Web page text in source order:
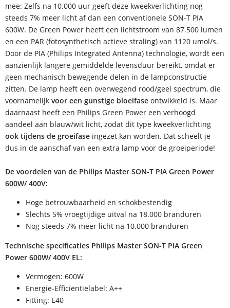
mee: Zelfs na 10.000 uur geeft deze kweekverlichting nog
steeds 7% meer licht af dan een conventionele SON-T PIA
600W. De Green Power heeft een lichtstroom van 87.500 lumen
en een PAR (fotosynthetisch actieve straling) van 1120 umol/s.
Door de PIA (Philips Integrated Antenna) technologie, wordt een
aanzienlijk langere gemiddelde levensduur bereikt, omdat er
geen mechanisch bewegende delen in de lampconstructie
zitten. De lamp heeft een overwegend rood/geel spectrum, die
voornamelijk voor een gunstige bloeifase ontwikkeld is. Maar
daarnaast heeft een Philips Green Power een verhoogd
aandeel aan blauw/wit licht, zodat dit type kweekverlichting
ook tijdens de groeifase ingezet kan worden. Dat scheelt je
dus in de aanschaf van een extra lamp voor de groeiperiode!
De voordelen van de Philips Master SON-T PIA Green Power
600W/ 400V:
Hoge betrouwbaarheid en schokbestendig
Slechts 5% vroegtijdige uitval na 18.000 branduren
Nog steeds 7% meer licht na 10.000 branduren
Technische specificaties Philips Master SON-T PIA Green
Power 600W/ 400V EL:
Vermogen: 600W
Energie-Efficiëntielabel: A++
Fitting: E40